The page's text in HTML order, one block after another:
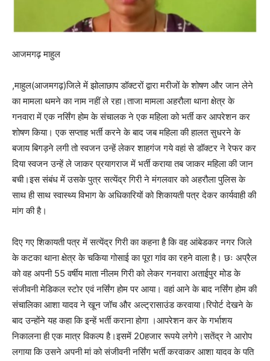
आजमगढ़ माहुल
,माहुल(आजमगढ़)जिले में झोलाछाप डॉक्टरों द्वारा मरीजों के शोषण और जान लेने
का मामला थमने का नाम नहीं ले रहा।ताजा मामला अहरौला थाना क्षेत्र के
गनवारा में एक नर्सिंग होम के संचालक ने एक महिला को भर्ती कर आपरेशन कर
शोषण किया। एक सप्ताह भर्ती करने के बाद जब महिला की हालत सुधरने के
बजाय बिगड़ने लगी तो स्वजन उन्हें लेकर शाहगंज गये वहां से डॉक्टर ने रेफर कर
दिया स्वजन उन्हें ले जाकर प्रयागराज में भर्ती कराया तब जाकर महिला की जान
बची।इस संबंध में उसके पुत्र सत्येंद्र गिरी ने मंगलवार को अहरौला पुलिस के
साथ ही साथ स्वास्थ्य विभाग के अधिकारियों को शिकायती पत्र देकर कार्यवाही की
मांग की है।
दिए गए शिकायती पत्र में सत्येंद्र गिरी का कहना है कि वह आंबेडकर नगर जिले
के कटका थाना क्षेत्र के चकिया गोसाई का पूरा गांव का रहने वाला है। छः अप्रैल
को वह अपनी 55 वर्षीय माता नीलम गिरी को लेकर गनवारा अताईपुर मोड के
संजीवनी मेडिकल स्टोर एवं नर्सिंग होम पर आया। वहां आने के बाद नर्सिंग होम की
संचालिका आशा यादव ने खून जॉच और अल्ट्रासाउंड करवाया।रिपोर्ट देखने के
बाद उन्होंने यह कहा कि इन्हें भर्ती कराना होगा ।आपरेशन कर के गर्भाशय
निकालना ही एक मात्र विकल्प है।इसमें 20हजार रूपये लगेगे।सतेंद्र ने आरोप
लगाया कि उसने अपनी मां को संजीवनी नर्सिंग भर्ती करवाकर आशा यादव के पति